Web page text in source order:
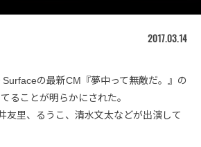
2017.03.14
の最新CM『夢中って無敵だ。』の
ることが明らかにされた。
友里、るうこ、清水文太などが出演して